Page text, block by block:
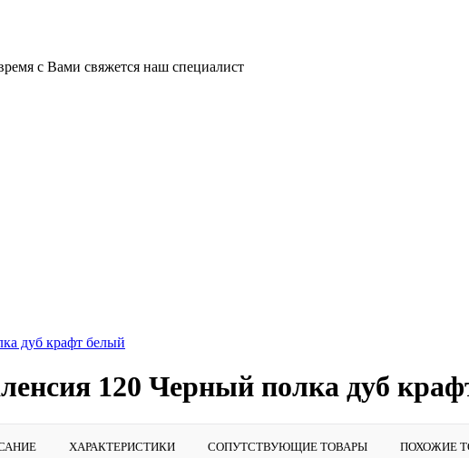
с Вами свяжется наш специалист
дуб крафт белый
120 Черный полка дуб
ХАРАКТЕРИСТИКИ СОПУТСТВУЮЩИЕ ТОВАРЫ ПОХОЖИЕ